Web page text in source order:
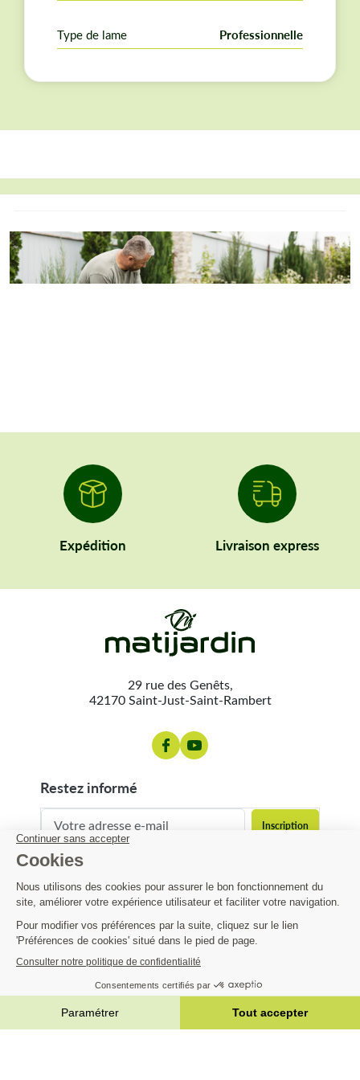
un renvoi d'angle: Stihl, Husqvarna, Ryobi, Echo,
Parkside, Honda, Dewalt, Makita, McCulloch, Einhell,
Dolmar, Bosch, Oleomac, Scheppach…
Convient pour une débroussailleuse avec un moteur à
18,47 € -12%
  AJOUTER AU PANIER
Type de lame Professionnelle
Expédition Livraison express
29 rue des Genêts,
42170 Saint-Just-Saint-Rambert
restez informé
contact@matijardin.fr 04 81 120 120
Matijardin
Infos pratiques
|Réalisation